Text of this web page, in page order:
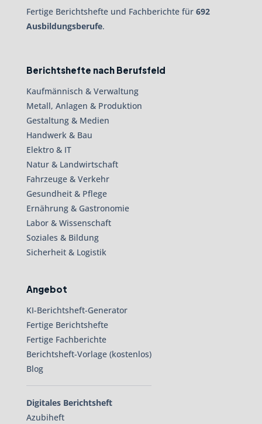
Fertige Berichtshefte und Fachberichte für 692
Ausbildungsberufe.
Berichtshefte nach Berufsfeld
Kaufmännisch & Verwaltung
Metall, Anlagen & Produktion
Gestaltung & Medien
Handwerk & Bau
Elektro & IT
Natur & Landwirtschaft
Fahrzeuge & Verkehr
Gesundheit & Pflege
Ernährung & Gastronomie
Labor & Wissenschaft
Soziales & Bildung
Sicherheit & Logistik
Angebot
KI-Berichtsheft-Generator
Fertige Berichtshefte
Fertige Fachberichte
Berichtsheft-Vorlage (kostenlos)
Blog
Digitales Berichtsheft
Azubiheft